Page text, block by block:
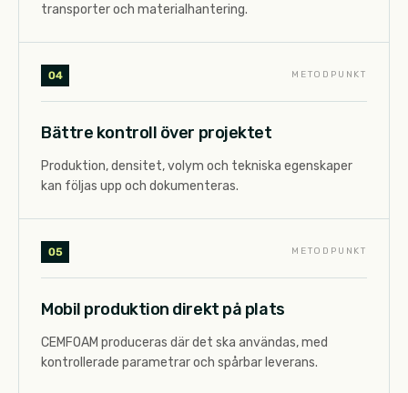
transporter och materialhantering.
04 METODPUNKT
Bättre kontroll över projektet
Produktion, densitet, volym och tekniska egenskaper
kan följas upp och dokumenteras.
05 METODPUNKT
Mobil produktion direkt på plats
CEMFOAM produceras där det ska användas, med
kontrollerade parametrar och spårbar leverans.